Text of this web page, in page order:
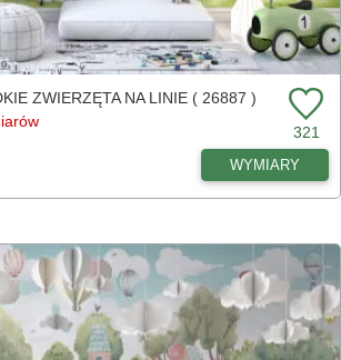
ZWIERZĘTA NA LINIE ( 26887 )
321
WYMIARY